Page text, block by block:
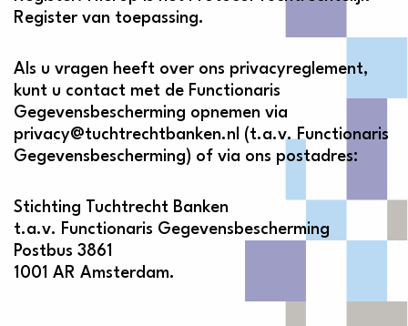
Register van toepassing.
Als u vragen heeft over ons privacyreglement,
kunt u contact met de Functionaris
Gegevensbescherming opnemen via
privacy@tuchtrechtbanken.nl (t.a.v. Functionaris
Gegevensbescherming) of via ons postadres:
Stichting Tuchtrecht Banken
t.a.v. Functionaris Gegevensbescherming
Postbus 3861
1001 AR Amsterdam.